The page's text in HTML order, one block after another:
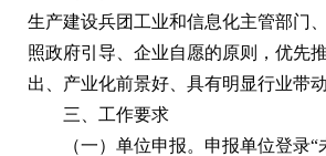
生产建设兵团工业和信息化主管部门
照政府引导、企业自愿的原则，优先
出、产业化前景好、具有明显行业带
三、工作要求
（一）单位申报。 申报单位登录“